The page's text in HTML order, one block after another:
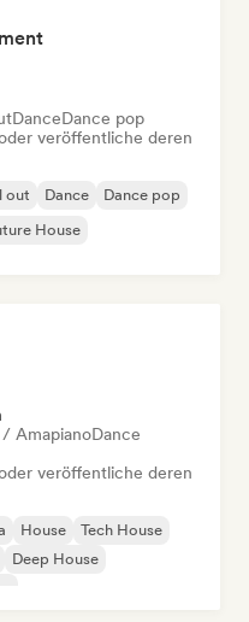
DanceDance pop
veröffentliche deren
out Dance
Dance pop
House
AmapianoDance
veröffentliche deren
House
Tech House
Deep House